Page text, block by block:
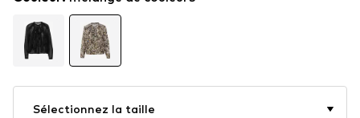
Sélectionnez la taille